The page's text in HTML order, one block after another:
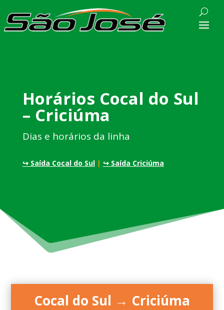
Horários Cocal do Sul
– Criciúma
Dias e horários da linha
↪ Saída Cocal do Sul| ↪ Saída Criciúma
Cocal do Sul → Criciúma